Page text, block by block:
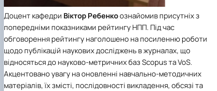
Доцент кафедри Віктор Ребенкоознайомив присутніх з
попередніми показниками рейтингу НПП. Під час
обговорення рейтингу наголошено на посиленню роботи
щодо публікацій наукових досліджень в журналах, що
відносяться до науково-метричних баз Scopus та VoS.
Акцентовано увагу на оновленні навчально-методичних
матеріалів, їх змісті, послідовності викладення, обсязі та